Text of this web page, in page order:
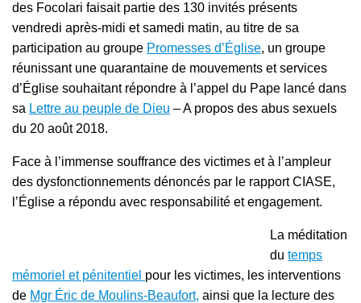
des Focolari faisait partie des 130 invités présents
vendredi après-midi et samedi matin, au titre de sa
participation au groupe Promesses d’Église, un groupe
réunissant une quarantaine de mouvements et services
d’Église souhaitant répondre à l’appel du Pape lancé dans
sa Lettre au peuple de Dieu – A propos des abus sexuels
du 20 août 2018.
Face à l’immense souffrance des victimes et à l’ampleur
des dysfonctionnements dénoncés par le rapport CIASE,
l’Église a répondu avec responsabilité et engagement.
La méditation
du temps
mémoriel et pénitentiel pour les victimes, les interventions
de Mgr Éric de Moulins-Beaufort, ainsi que la lecture des